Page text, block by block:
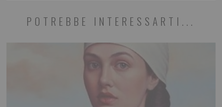
POTREBBE INTERESSARTI...